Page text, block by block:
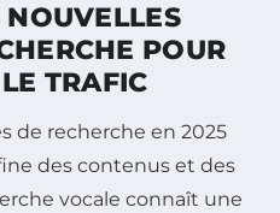
NOUVELLES
POUR
TRAFIC
de recherche en 2025
des contenus et des
vocale connaît une